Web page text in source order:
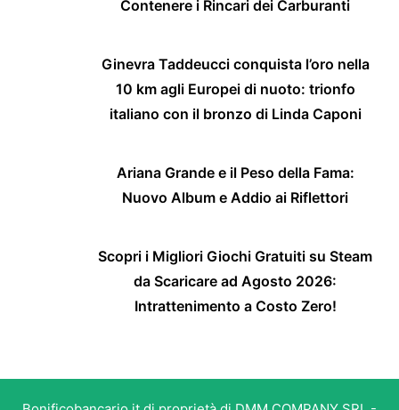
Contenere i Rincari dei Carburanti
Ginevra Taddeucci conquista l’oro nella
10 km agli Europei di nuoto: trionfo
italiano con il bronzo di Linda Caponi
Ariana Grande e il Peso della Fama:
Nuovo Album e Addio ai Riflettori
Scopri i Migliori Giochi Gratuiti su Steam
da Scaricare ad Agosto 2026:
Intrattenimento a Costo Zero!